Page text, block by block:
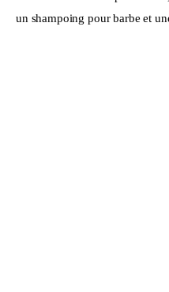
un shampoing pour barbe et